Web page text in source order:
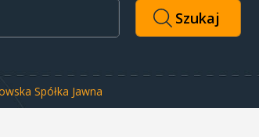
Spółka Jawna